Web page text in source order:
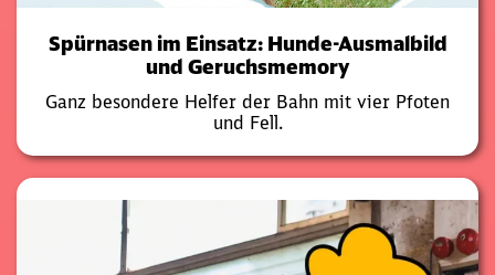
Spürnasen im Einsatz: Hunde-Ausmalbild
und Geruchsmemory
Ganz besondere Helfer der Bahn mit vier Pfoten
und Fell.